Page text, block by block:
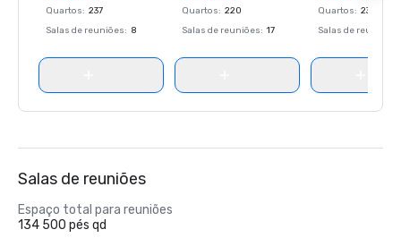
Quartos: 237
Salas de reuniões: 8
Quartos: 220
Salas de reuniões: 17
Quartos: 237
Salas de reuniões
Salas de reuniões
Espaço total para reuniões
134 500 pés qd